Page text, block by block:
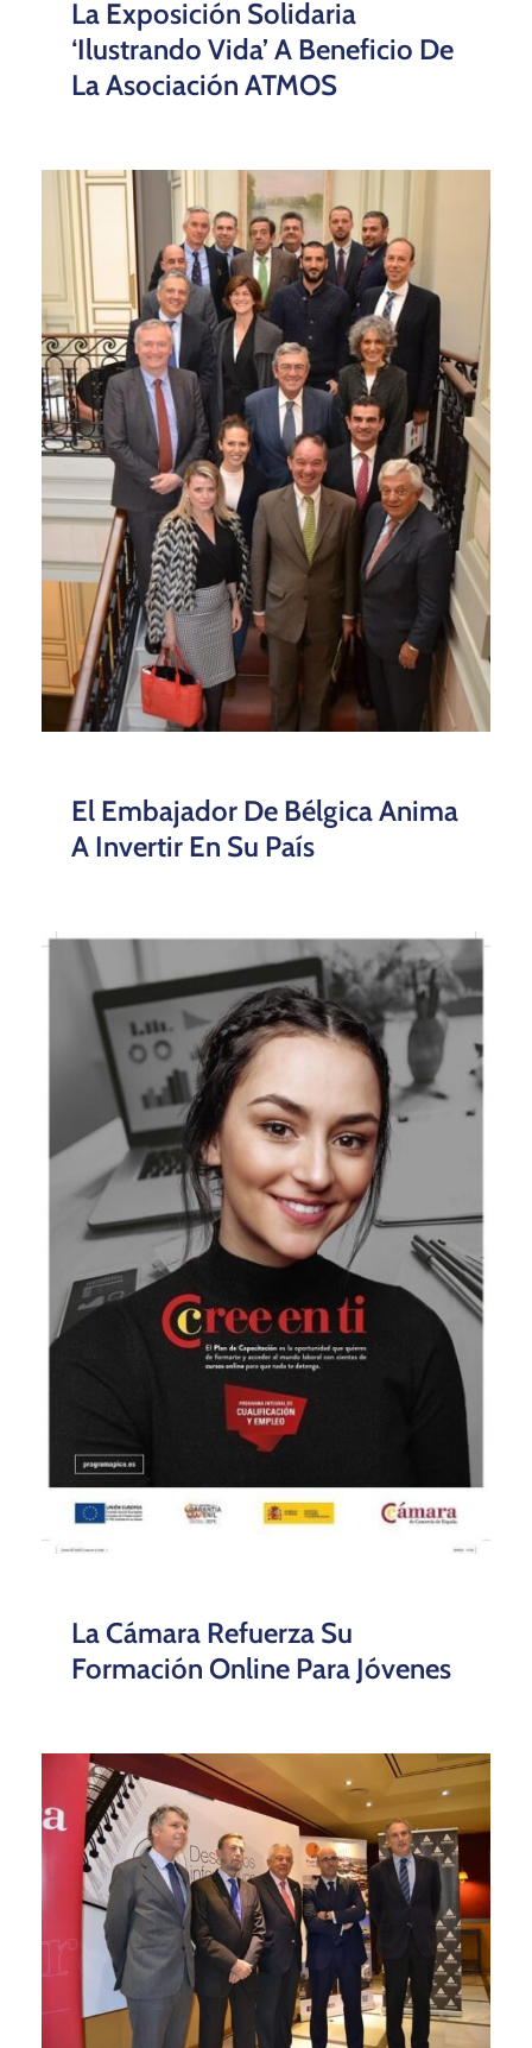
La Exposición Solidaria
‘Ilustrando Vida’ A Beneficio De
La Asociación ATMOS
El Embajador De Bélgica Anima
A Invertir En Su País
La Cámara Refuerza Su
Formación Online Para Jóvenes